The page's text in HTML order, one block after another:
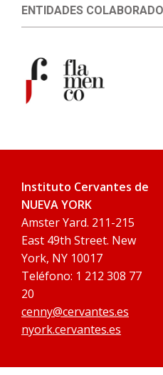
ENTIDADES
Instituto Cervantes de
NUEVA YORK
Amster Yard. 211-215
East 49th Street. New
York, NY 10017
Teléfono: 1 212 308 77
20
cenny@cervantes.es
nyork.cervantes.es